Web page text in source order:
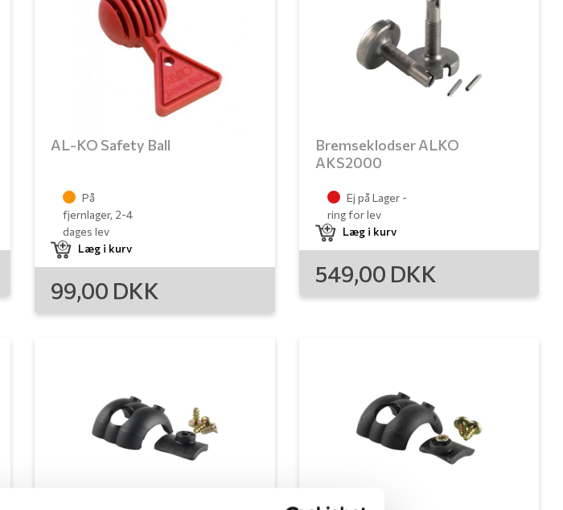
AL-KO Safety Ball
På
fjernlager, 2-4
dages lev
Læg i kurv
99,00 DKK
Bremseklodser ALKO
AKS2000
Ej på Lager -
ring for lev
Læg i kurv
549,00 DKK